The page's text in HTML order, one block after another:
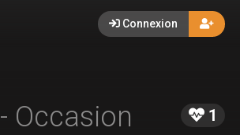
Connexion
- Occasion 1